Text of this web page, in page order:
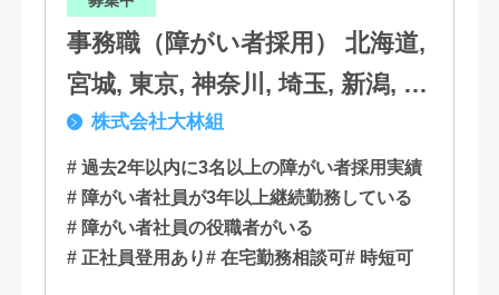
事務職（障がい者採用） 北海道,
宮城, 東京, 神奈川, 埼玉, 新潟, 愛
知, 大阪, 京都, 兵庫, 広島, 香川,
福岡
株式会社大林組
# 過去2年以内に3名以上の障がい者採用実績
# 障がい者社員が3年以上継続勤務している
# 障がい者社員の役職者がいる
# 正社員登用あり# 在宅勤務相談可# 時短可